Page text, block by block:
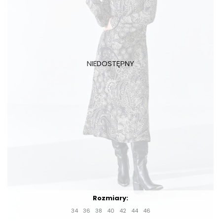
Rozmiary:
34 36 38 40 42 44 46